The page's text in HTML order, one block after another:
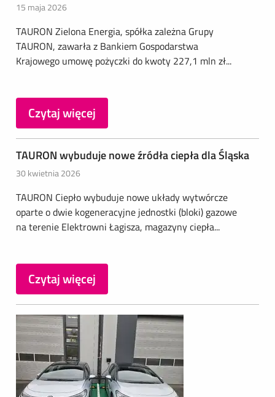
15 maja 2026
TAURON Zielona Energia, spółka zależna Grupy
TAURON, zawarła z Bankiem Gospodarstwa
Krajowego umowę pożyczki do kwoty 227,1 mln zł...
Czytaj więcej
TAURON wybuduje nowe źródła ciepła dla Śląska
30 kwietnia 2026
TAURON Ciepło wybuduje nowe układy wytwórcze
oparte o dwie kogeneracyjne jednostki (bloki) gazowe
na terenie Elektrowni Łagisza, magazyny ciepła...
Czytaj więcej